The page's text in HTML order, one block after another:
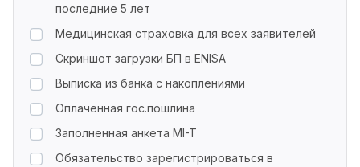
последние 5 лет
Медицинская страховка для всех заявителей
Скриншот загрузки БП в ENISA
Выписка из банка с накоплениями
Оплаченная гос.пошлина
Заполненная анкета MI-T
Обязательство зарегистрироваться в